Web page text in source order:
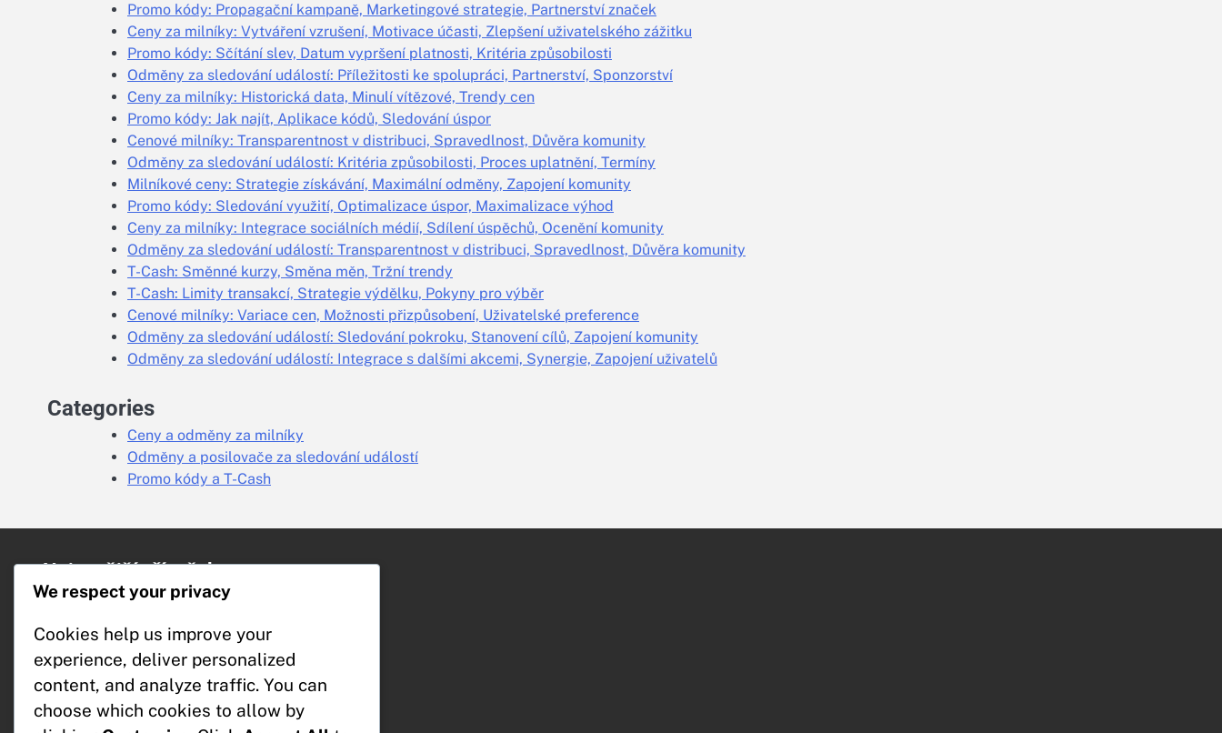
Promo kódy: Propagační kampaně, Marketingové strategie, Partnerství značek
Ceny za milníky: Vytváření vzrušení, Motivace účasti, Zlepšení uživatelského zážitku
Promo kódy: Sčítání slev, Datum vypršení platnosti, Kritéria způsobilosti
Odměny za sledování událostí: Příležitosti ke spolupráci, Partnerství, Sponzorství
Ceny za milníky: Historická data, Minulí vítězové, Trendy cen
Promo kódy: Jak najít, Aplikace kódů, Sledování úspor
Cenové milníky: Transparentnost v distribuci, Spravedlnost, Důvěra komunity
Odměny za sledování událostí: Kritéria způsobilosti, Proces uplatnění, Termíny
Milníkové ceny: Strategie získávání, Maximální odměny, Zapojení komunity
Promo kódy: Sledování využití, Optimalizace úspor, Maximalizace výhod
Ceny za milníky: Integrace sociálních médií, Sdílení úspěchů, Ocenění komunity
Odměny za sledování událostí: Transparentnost v distribuci, Spravedlnost, Důvěra komunity
T-Cash: Směnné kurzy, Směna měn, Tržní trendy
T-Cash: Limity transakcí, Strategie výdělku, Pokyny pro výběr
Cenové milníky: Variace cen, Možnosti přizpůsobení, Uživatelské preference
Odměny za sledování událostí: Sledování pokroku, Stanovení cílů, Zapojení komunity
Odměny za sledování událostí: Integrace s dalšími akcemi, Synergie, Zapojení uživatelů
Categories
Ceny a odměny za milníky
Odměny a posilovače za sledování událostí
Promo kódy a T-Cash
Nejnovější příspěvky
Milníkové ceny: Sledování pokroku,
Cenové milníky: Příležitosti ke
spolupráci, Partnerství, Sponzorství
Ceny za milníky: Propagační akce,
Speciální příležitosti, Tématické
odměny
We respect your privacy
Cookies help us improve your
experience, deliver personalized
content, and analyze traffic. You can
choose which cookies to allow by